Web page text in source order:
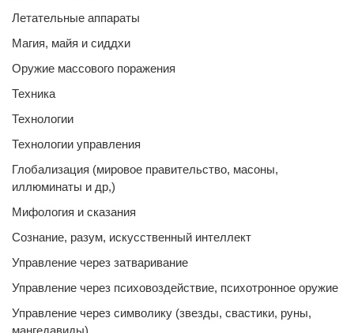
Летательные аппараты
Магия, майя и сиддхи
Оружие массового поражения
Техника
Технологии
Технологии управления
Глобализация (мировое правительство, масоны,
иллюминаты и др,)
Мифология и сказания
Сознание, разум, искусственный интеллект
Управление через затваривание
Управление через психовоздействие, психотронное оружие
Управление через символику (звезды, свастики, руны,
мангедавиды)